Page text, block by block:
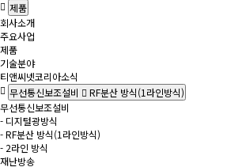
제품
회사소개
주요사업
제품
기술분야
티앤씨넷코리아소식
무선통신보조설비
RF분산 방식(1라인방식)
무선통신보조설비
- 디지털광방식
- RF분산 방식(1라인방식)
- 2라인 방식
재난방송